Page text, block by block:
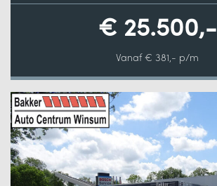
€ 25.500,-
Vanaf € 381,- p/m